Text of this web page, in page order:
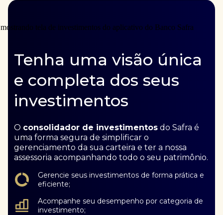
Tenha uma visão única
e completa dos seus
investimentos
O consolidador de investimentos do Safra é
uma forma segura de simplificar o
gerenciamento da sua carteira e ter a nossa
assessoria acompanhando todo o seu patrimônio.
Gerencie seus investimentos de forma prática e
eficiente;
Acompanhe seu desempenho por categoria de
investimento;